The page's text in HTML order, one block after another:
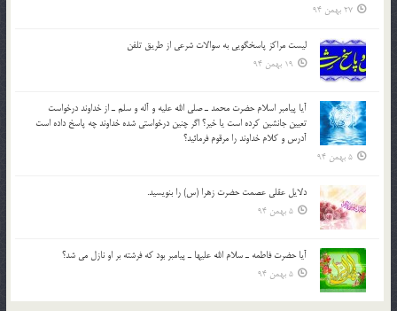
27 بهمن 94
لیست مراکز پاسخگویی به سوالات شرعی از طریق تلفن
19 بهمن 94
آيا پيامبر اسلام حضرت محمد ـ صلي الله عليه و آله و سلم ـ از خداوند درخواست
تعيين جانشين کرده است يا خير؟ اگر چنين درخواستي شده خداوند چه پاسخ داده است
آدرس و کلام خداوند را مرقوم فرمائيد؟
5 بهمن 94
دلايل عقلي عصمت حضرت زهرا (س) را بنويسيد.
5 بهمن 94
آيا حضرت فاطمه ـ سلام الله عليها ـ پيامبر بود كه فرشته بر او نازل مي شد؟
5 بهمن 94